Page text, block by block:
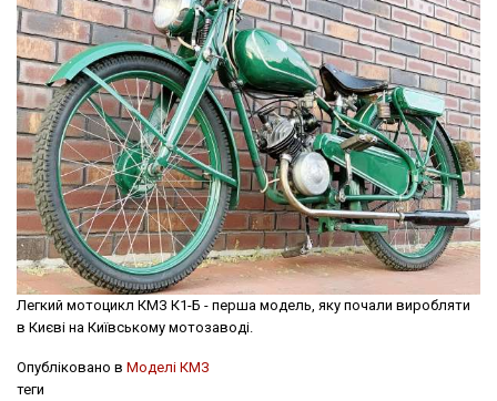
Легкий мотоцикл КМЗ К1-Б - перша модель, яку почали виробляти
в Києві на Київському мотозаводі.
Опубліковано в Моделі КМЗ
теги